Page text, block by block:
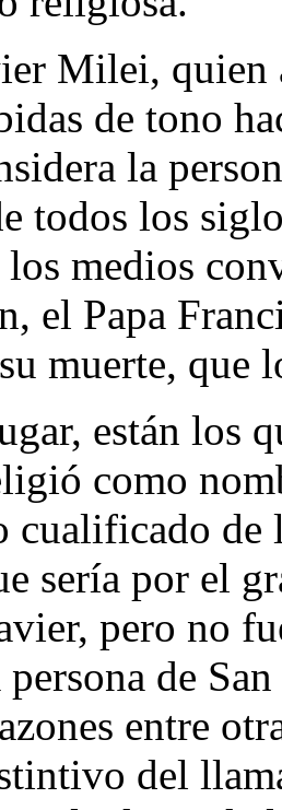
Milei, quien
de tono
la
todos los
medios
el Papa
muerte, que
están los
como
cualificado de
sería por el
pero no
de
entre
del